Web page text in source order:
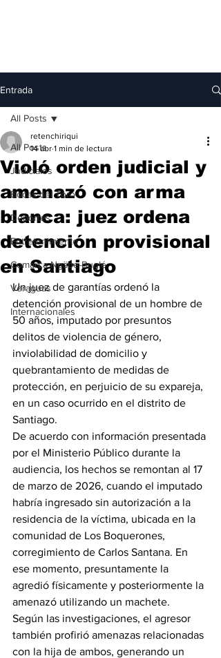
Entrada
All Posts
Judiciales
Bocas del Toro
Deportes
Entretenimiento
Comarca Ngäbe-Buglé
Veraguas
Internacionales
All Posts
Violó orden judicial y
amenazó con arma
blanca: juez ordena
detención provisional
en Santiago
retenchiriqui
14 abr 1 min de lectura
Un juez de garantías ordenó la
detención provisional de un hombre de
50 años, imputado por presuntos
delitos de violencia de género,
inviolabilidad de domicilio y
quebrantamiento de medidas de
protección, en perjuicio de su expareja,
en un caso ocurrido en el distrito de
Santiago.
De acuerdo con información presentada
por el Ministerio Público durante la
audiencia, los hechos se remontan al 17
de marzo de 2026, cuando el imputado
habría ingresado sin autorización a la
residencia de la víctima, ubicada en la
comunidad de Los Boquerones,
corregimiento de Carlos Santana. En
ese momento, presuntamente la
agredió físicamente y posteriormente la
amenazó utilizando un machete.
Según las investigaciones, el agresor
también profirió amenazas relacionadas
con la hija de ambos, generando un